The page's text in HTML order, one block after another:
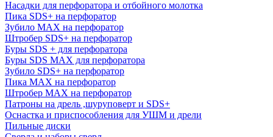
Насадки для перфоратора и отбойного молотка
Пика SDS+ на перфоратор
Зубило MAX на перфоратор
Штробер SDS+ на перфоратор
Буры SDS + для перфоратора
Буры SDS MAX для перфоратора
Зубило SDS+ на перфоратор
Пика MAX на перфоратор
Штробер MAX на перфоратор
Патроны на дрель ,шуруповерт и SDS+
Оснастка и приспособления для УШМ и дрели
Пильные диски